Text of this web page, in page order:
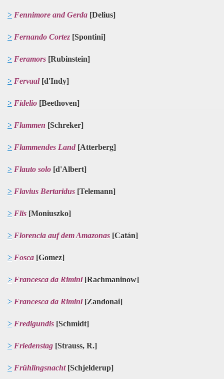
> Fennimore and Gerda [Delius]
> Fernando Cortez [Spontini]
> Feramors [Rubinstein]
> Fervaal[d'Indy]
> Fidelio [Beethoven]
> Flammen [Schreker]
> Flammendes Land [Atterberg]
> Flauto solo [d'Albert]
> Flavius Bertaridus [Telemann]
> Flis [Moniuszko]
> Florencia auf dem Amazonas [Catán]
> Fosca [Gomez]
> Francesca da Rimini[Rachmaninow]
> Francesca da Rimini[Zandonai]
> Fredigundis [Schmidt]
> Friedenstag [Strauss, R.]
> Frühlingsnacht[Schjelderup]